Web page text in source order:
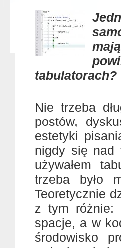
tabulatorach?
Nie trzeba
postów,
estetyki
nigdy się nad
używałem
trzeba było
Teoretycznie
z tym różnie:
spacje, a w
środowisko